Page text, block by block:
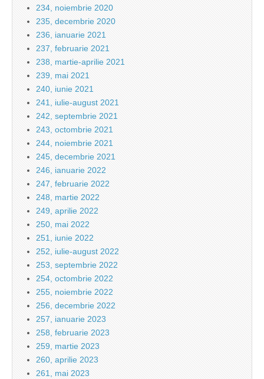
234, noiembrie 2020
235, decembrie 2020
236, ianuarie 2021
237, februarie 2021
238, martie-aprilie 2021
239, mai 2021
240, iunie 2021
241, iulie-august 2021
242, septembrie 2021
243, octombrie 2021
244, noiembrie 2021
245, decembrie 2021
246, ianuarie 2022
247, februarie 2022
248, martie 2022
249, aprilie 2022
250, mai 2022
251, iunie 2022
252, iulie-august 2022
253, septembrie 2022
254, octombrie 2022
255, noiembrie 2022
256, decembrie 2022
257, ianuarie 2023
258, februarie 2023
259, martie 2023
260, aprilie 2023
261, mai 2023